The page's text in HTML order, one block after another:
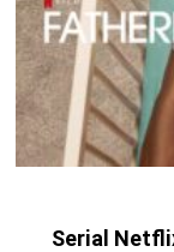
Serial